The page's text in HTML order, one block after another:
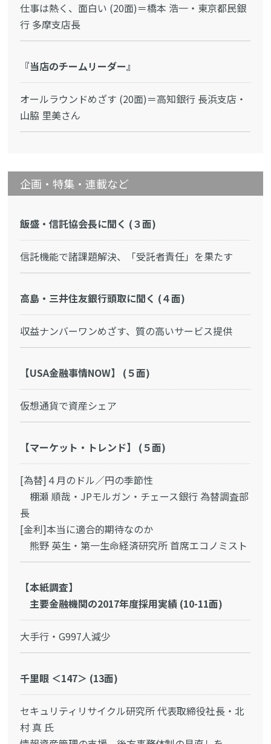
仕事は熱く、面白い (20面)＝橋本 浩一・東京都民銀
行 多摩支店長
『当店のチームリーダー』
オールラウンドめざす (20面)＝高知銀行 長浜支店・
山脇 里美さん
企画・特集・連載など
飯盛・信託協会長に聞く (３面)
信託機能で諸課題解決、「受託者責任」を果たす
高島・三井住友銀行頭取に聞く (４面)
収益ナンバーワンめざす、質の高いサービス提供
【USA金融事情NOW】 (５面)
仮想通貨で資産シェア
【マーケット・トレンド】 (５面)
[為替]４月のドル／円の季節性
棚瀬 順哉・JPモルガン・チェース銀行 為替調査部
長
[金利]本当に適合的期待なのか
熊野 英生・第一生命経済研究所 首席エコノミスト
【本紙調査】
主要金融機関の2017年度採用実績 (10-11面)
大手行・G997人減少
千里眼 ＜147＞ (13面)
セキュリティリサイクル研究所 代表取締役社長・北
村 真 氏